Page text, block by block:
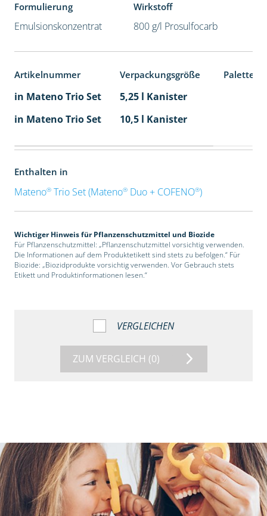
Formulierung
Emulsionskonzentrat
Wirkstoff
800 g/l Prosulfocarb
Artikelnummer Verpackungsgröße
in Mateno Trio Set
5,25 l Kanister
in Mateno Trio Set
10,5 l Kanister
Enthalten in
Mateno®Trio Set (Mateno®Duo + COFENO®)
Wichtiger Hinweis für Pflanzenschutzmittel und Biozide
Für Pflanzenschutzmittel: „Pflanzenschutzmittel vorsichtig verwenden.
Die Informationen auf dem Produktetikett sind stets zu befolgen.“ Für
Biozide: „Biozidprodukte vorsichtig verwenden. Vor Gebrauch stets
Etikett und Produktinformationen lesen.“
VERGLEICHEN
ZUM VERGLEICH (0)